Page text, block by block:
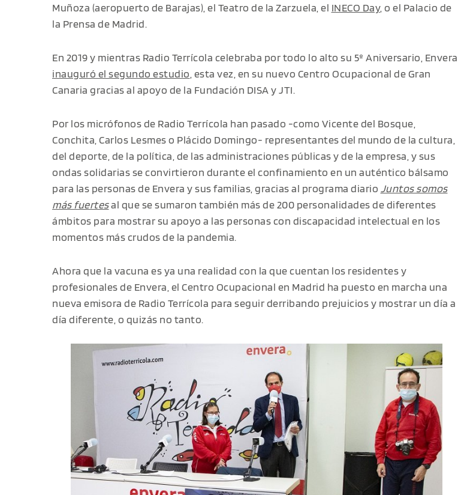
Muñoza (aeropuerto de Barajas), el Teatro de la Zarzuela, el INECO Day, o el Palacio de
la Prensa de Madrid.
En 2019 y mientras Radio Terrícola celebraba por todo lo alto su 5º Aniversario, Envera
inauguró el segundo estudio , esta vez, en su nuevo Centro Ocupacional de Gran
Canaria gracias al apoyo de la Fundación DISA y JTI.
Por los micrófonos de Radio Terrícola han pasado -como Vicente del Bosque,
Conchita, Carlos Lesmes o Plácido Domingo- representantes del mundo de la cultura,
del deporte, de la política, de las administraciones públicas y de la empresa, y sus
ondas solidarias se convirtieron durante el confinamiento en un auténtico bálsamo
para las personas de Envera y sus familias, gracias al programa diario Juntos somos
más fuertesal que se sumaron también más de 200 personalidades de diferentes
ámbitos para mostrar su apoyo a las personas con discapacidad intelectual en los
momentos más crudos de la pandemia.
Ahora que la vacuna es ya una realidad con la que cuentan los residentes y
profesionales de Envera, el Centro Ocupacional en Madrid ha puesto en marcha una
nueva emisora de Radio Terrícola para seguir derribando prejuicios y mostrar un día a
día diferente, o quizás no tanto.